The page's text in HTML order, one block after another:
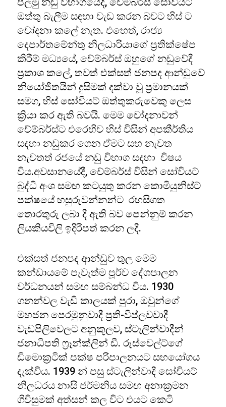
ඔත්තු බැලීම සඳහා වැඩ කරන බවට හිස් ට
චෝදනා කලේ නැත. එහෙත්, රාජ්‍ය
දෙපාර්තමේන්තු නිලධාරියාගේ ප්‍රතික්ෂේප
කිරීම් මධ්‍යයේ, චේම්බර්ස් ඔහුගේ නඩුවේදී
ප්‍රකාශ කලේ, තවත් එක්සත් ජනපද ආන්ඩුවේ
නියෝජිතයින් දුසිමක් දක්වා වූ ප්‍රමානයක්
සමග, හිස් සෝවියට් ඔත්තුකරුවෙකු ලෙස
ක්‍රියා කර ඇති බවයි. මෙම චෝදනාවන්
චේම්බර්ස්ට එරෙහිව හිස් විසින් අපකීර්තිය
සදහා නඩුකර ගෙන ඒමට සහ නැවත
නැවතත් රජයේ නඩු විභාග සදහා විෂය
විය.අවසානයේදී, චේම්බර්ස් විසින් සෝවියට්
බුද්ධි අංශ සමඟ කටයුතු කරන කොමියුනිස්ට්
පක්ෂයේ හසුරුවන්නන්ට රහසිගත
තොරතුරු ලබා දී ඇති බව පෙන්නුම් කරන
ලියකියවිලි ඉදිරිපත් කරන ලදී.
එක්සත් ජනපද ආන්ඩුව තුල මෙම
කන්ඩායමේ පැවැත්ම පූර්ව දේශපාලන
වර්ධනයන් සමඟ සම්බන්ධ විය. 1930
ගනන්වල වැඩි කාලයක් පුරා, ඔවුන්ගේ
මහජන පෙරමුනුවාදී ප්‍රති-විප්ලවවාදී
වැඩපිලිවෙලට අනුකූලව, ස්ටැලින්වාදීන්
ජනාධිපති ෆ්‍රෑන්ක්ලින් ඩී. රූස්වෙල්ට්ගේ
ඩිමොක්‍රටික් පක්ෂ පරිපාලනයට සහයෝගය
දැක්වීය. 1939 න් පසු ස්ටැලින්වාදී සෝවියට්
නිලධරය නාසි ජර්මනිය සමඟ අනාක්‍රමන
ගිවිසුමක් අත්සන් කල විට එයට කෙටි